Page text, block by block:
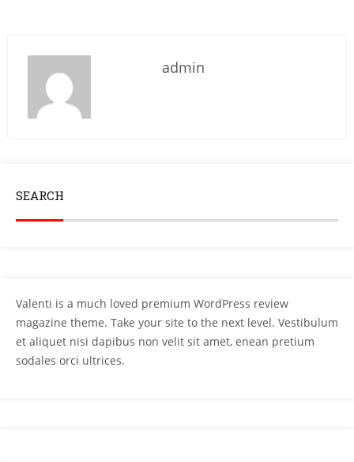
admin
SEARCH
Valenti is a much loved premium WordPress review
magazine theme. Take your site to the next level. Vestibulum
et aliquet nisi dapibus non velit sit amet, enean pretium
sodales orci ultrices.